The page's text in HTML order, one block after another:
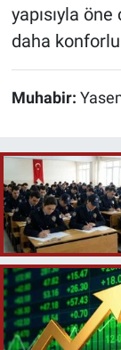
yapısıyla
daha
Muhabir: